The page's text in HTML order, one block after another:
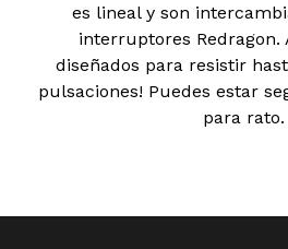
es lineal y son
interruptores Redragon.
diseñados para resistir
pulsaciones! Puedes estar
para rato.